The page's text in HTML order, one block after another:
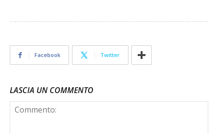
Facebook Twitter
LASCIA UN COMMENTO